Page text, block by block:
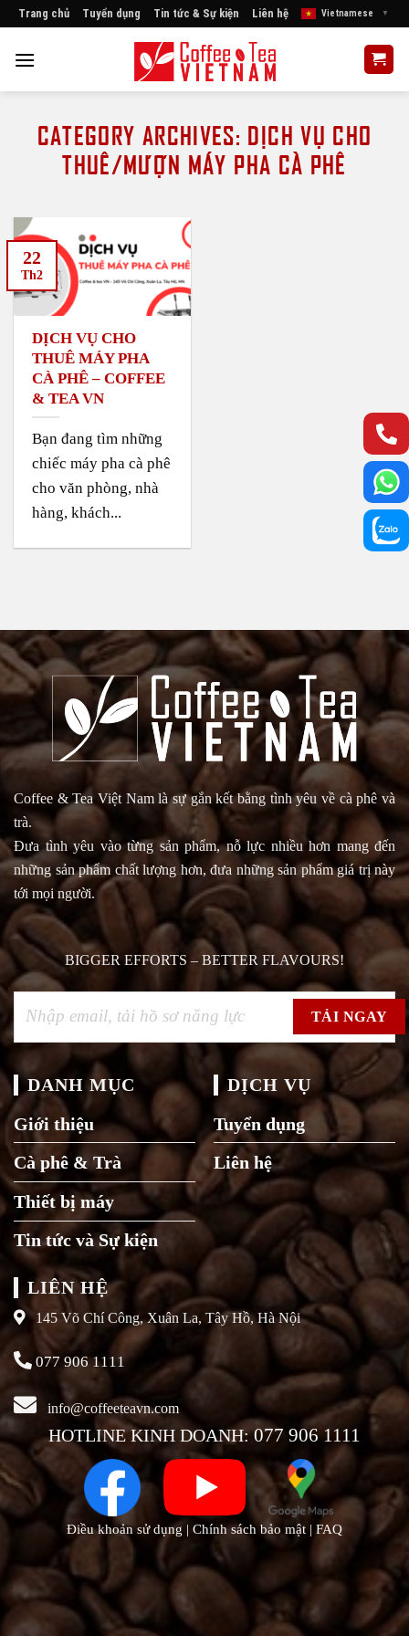
Skip
content
Trang chủ Tuyển dụng Tin tức & Sự kiện Liên hệ Vietnamese ▼
CATEGORY ARCHIVES: DỊCH VỤ CHO
THUÊ/MƯỢN MÁY PHA CÀ PHÊ
DỊCH VỤ CHO
THUÊ MÁY PHA
CÀ PHÊ – COFFEE
& TEA VN
Bạn đang tìm những
chiếc máy pha cà phê
cho văn phòng, nhà
hàng, khách...
22
Th2
Coffee & Tea Việt Nam là sự gắn kết bằng tình yêu về cà phê và
trà.
Đưa tình yêu vào từng sản phẩm, nỗ lực nhiều hơn mang đến
những sản phẩm chất lượng hơn, đưa những sản phẩm giá trị này
tới mọi người.
BIGGER EFFORTS – BETTER FLAVOURS!
DANH MỤC
Giới thiệu
Cà phê & Trà
Thiết bị máy
Tin tức và Sự kiện
DỊCH VỤ
Tuyển dụng
Liên hệ
LIÊN HỆ
145 Võ Chí Công, Xuân La, Tây Hồ, Hà Nội
077 906 1111
info@coffeeteavn.com
HOTLINE KINH DOANH:077 906 1111
Điều khoản sử dụng | Chính sách bảo mật | FAQ